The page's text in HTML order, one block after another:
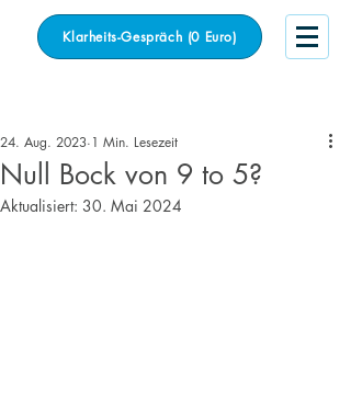
Klarheits-Gespräch (0 Euro)
Null Bock von 9 to 5?
24. Aug. 2023 1 Min. Lesezeit
Aktualisiert: 30. Mai 2024